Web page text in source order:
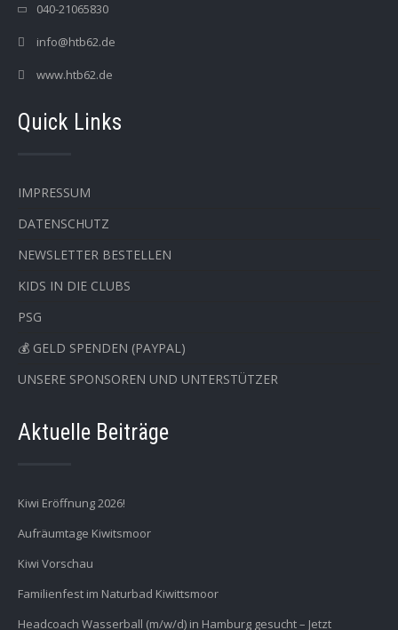
040-21065830
info@htb62.de
www.htb62.de
Quick Links
IMPRESSUM
DATENSCHUTZ
NEWSLETTER BESTELLEN
KIDS IN DIE CLUBS
PSG
💰 GELD SPENDEN (PAYPAL)
UNSERE SPONSOREN UND UNTERSTÜTZER
Aktuelle Beiträge
Kiwi Eröffnung 2026!
Aufräumtage Kiwitsmoor
Kiwi Vorschau
Familienfest im Naturbad Kiwittsmoor
Headcoach Wasserball (m/w/d) in Hamburg gesucht – Jetzt